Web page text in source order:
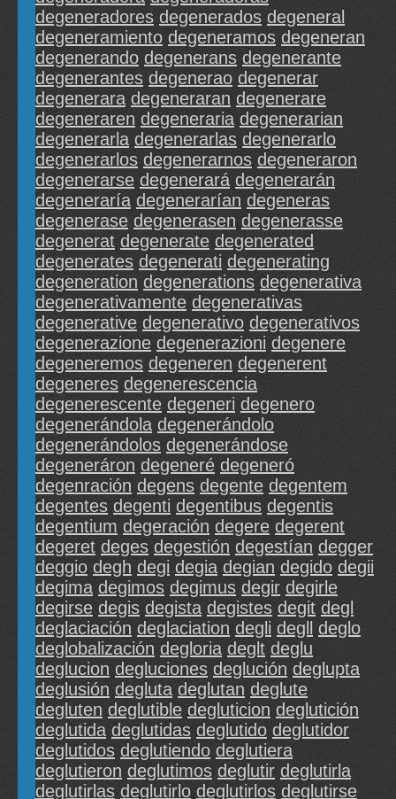
degeneradores degenerados degeneral
degeneramiento degeneramos degeneran
degenerando degenerans degenerante
degenerantes degenerao degenerar
degenerara degeneraran degenerare
degeneraren degeneraria degenerarian
degenerarla degenerarlas degenerarlo
degenerarlos degenerarnos degeneraron
degenerarse degenerará degenerarán
degeneraría degenerarían degeneras
degenerase degenerasen degenerasse
degenerat degenerate degenerated
degenerates degenerati degenerating
degeneration degenerations degenerativa
degenerativamente degenerativas
degenerative degenerativo degenerativos
degenerazione degenerazioni degenere
degeneremos degeneren degenerent
degeneres degenerescencia
degenerescente degeneri degenero
degenerándola degenerándolo
degenerándolos degenerándose
degeneráron degeneré degeneró
degenración degens degente degentem
degentes degenti degentibus degentis
degentium degeración degere degerent
degeret deges degestión degestían degger
deggio degh degi degia degian degido degii
degima degimos degimus degir degirle
degirse degis degista degistes degit degl
deglaciación deglaciation degli degll
deglo
deglobalización degloria deglt deglu
deglucion degluciones deglución deglupta
deglusión degluta deglutan deglute
degluten deglutible degluticion deglutición
deglutida deglutidas deglutido deglutidor
deglutidos deglutiendo deglutiera
deglutieron deglutimos deglutir deglutirla
deglutirlas deglutirlo deglutirlos deglutirse